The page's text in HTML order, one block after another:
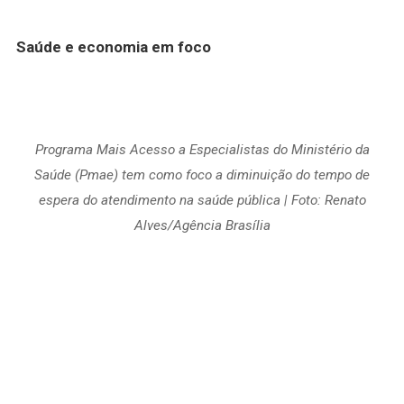
Saúde e economia em foco
Programa Mais Acesso a Especialistas do Ministério da
Saúde (Pmae) tem como foco a diminuição do tempo de
espera do atendimento na saúde pública | Foto: Renato
Alves/Agência Brasília